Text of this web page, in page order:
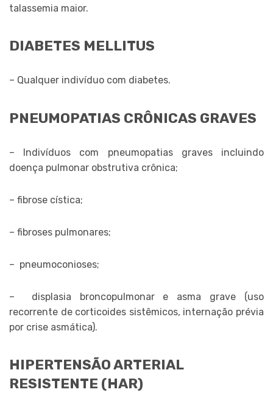
talassemia maior.
DIABETES MELLITUS
– Qualquer indivíduo com diabetes.
PNEUMOPATIAS CRÔNICAS GRAVES
– Indivíduos com pneumopatias graves incluindo
doença pulmonar obstrutiva crônica;
– fibrose cística;
– fibroses pulmonares;
– pneumoconioses;
– displasia broncopulmonar e asma grave (uso
recorrente de corticoides sistêmicos, internação prévia
por crise asmática).
HIPERTENSÃO ARTERIAL
RESISTENTE (HAR)